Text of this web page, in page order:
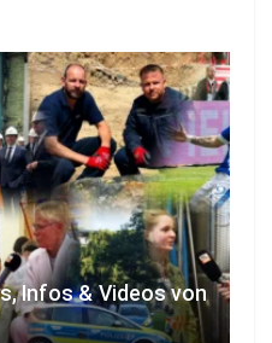
Infos & Videos von